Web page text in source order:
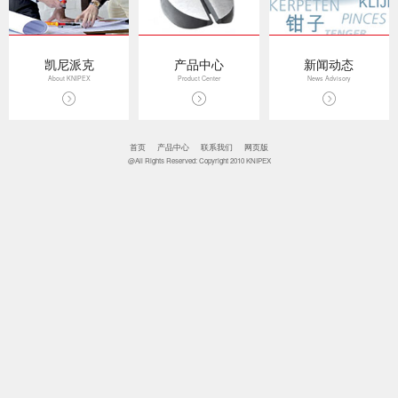
凯尼派克
About KNIPEX
产品中心
Product Center
新闻动态
News Advisory
首页 产品中心 联系我们 网页版
@All Rights Reserved: Copyright 2010 KNIPEX